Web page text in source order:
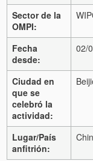
Sector de la
OMPI:
Fecha
desde:
02/
Ciudad en
que se
celebró la
actividad:
Lugar/País
anfitrión: